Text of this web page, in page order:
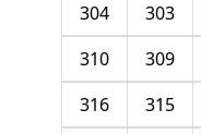
303
304
309
310
315
316